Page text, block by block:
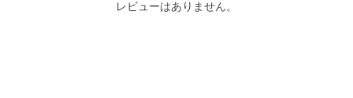
レビューはありません。